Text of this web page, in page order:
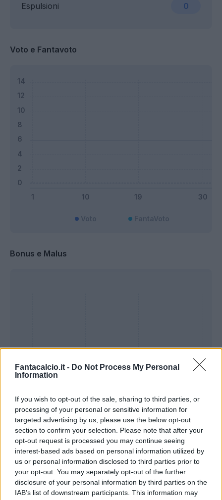
Fantacalcio.it - Do Not Process My Personal
Information
If you wish to opt-out of the sale, sharing to third parties, or
processing of your personal or sensitive information for
targeted advertising by us, please use the below opt-out
section to confirm your selection. Please note that after your
opt-out request is processed you may continue seeing
interest-based ads based on personal information utilized by
us or personal information disclosed to third parties prior to
your opt-out. You may separately opt-out of the further
disclosure of your personal information by third parties on the
IAB’s list of downstream participants. This information may
Espulsioni 0
Voto e Fantavoto
Bonus e Malus
Bonus Malus
Presenze a
voto